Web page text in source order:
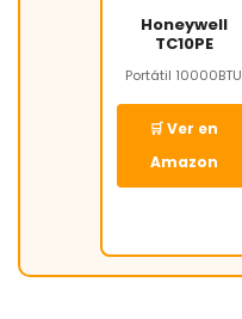
Honeywell
TC10PE
Portátil 10000BTU
🛒 Ver en
Amazon